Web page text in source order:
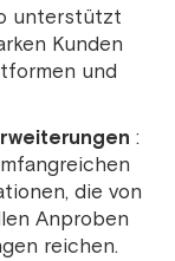
unterstützt
Kunden
und
:
die von
Anproben
reichen.